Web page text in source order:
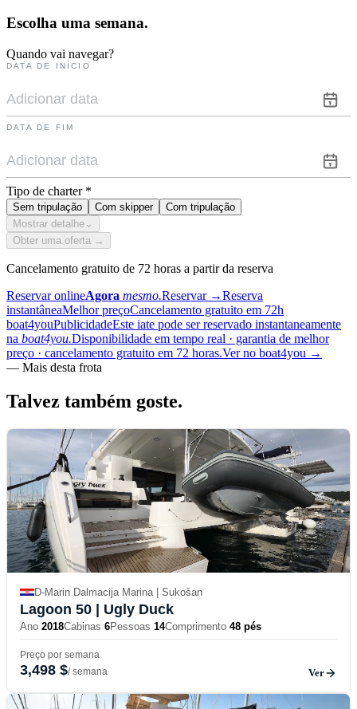
Escolha uma semana.
Quando vai navegar?
DATA DE INÍCIO
DATA DE FIM
Tipo de charter *
Sem tripulação Com skipper
Com tripulação
Mostrar detalhe ⌄
Obter uma oferta →
Cancelamento gratuito de 72 horas a partir da reserva
Reservar onlineAgora mesmo.Reservar →Reserva
instantâneaMelhor preçoCancelamento gratuito em 72h
boat4youPublicidadeEste iate pode ser reservado instantaneamente
na boat4you.Disponibilidade em tempo real · garantia de melhor
preço · cancelamento gratuito em 72 horas.Ver no boat4you →
— Mais desta frota
Talvez também goste.
D-Marin Dalmacija Marina | Sukošan
Lagoon 50 | Ugly Duck
Ano 2018Cabinas 6Pessoas 14Comprimento 48 pés
Preço por semana
3,498 $/ semana Ver